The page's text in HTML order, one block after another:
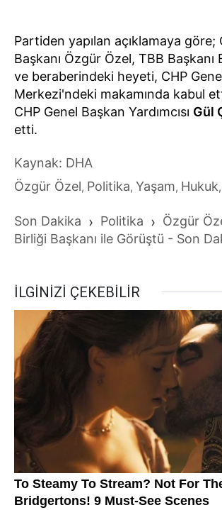
Partiden yapılan açıklamaya göre;
Başkanı Özgür Özel, TBB Başkanı
ve beraberindeki heyeti, CHP
Merkezi'ndeki makamında kabul
CHP Genel Başkan Yardımcısı Gül
etti.
Kaynak: DHA
Özgür Özel, Politika, Yaşam, Hukuk,
Son Dakika › Politika › Özgür
Birliği Başkanı ile Görüştü - Son